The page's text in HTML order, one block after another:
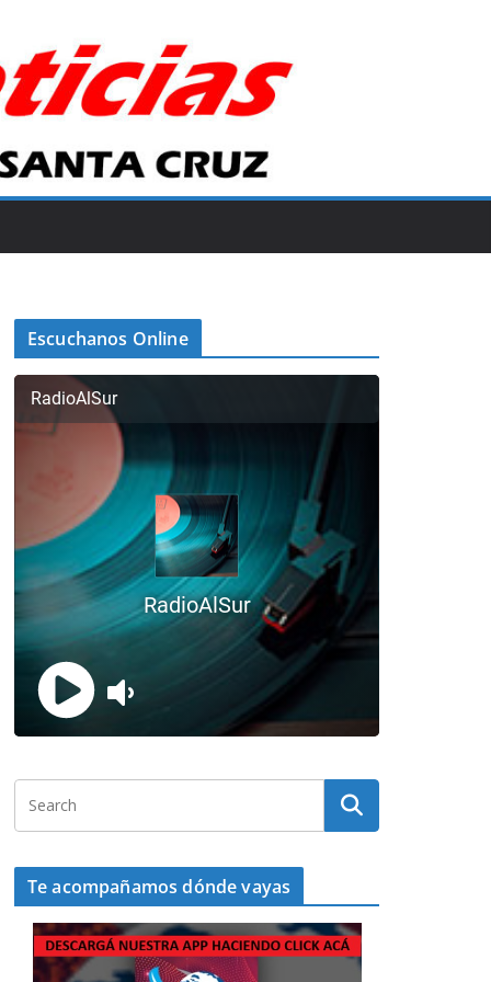
Escuchanos Online
Te acompañamos dónde vayas